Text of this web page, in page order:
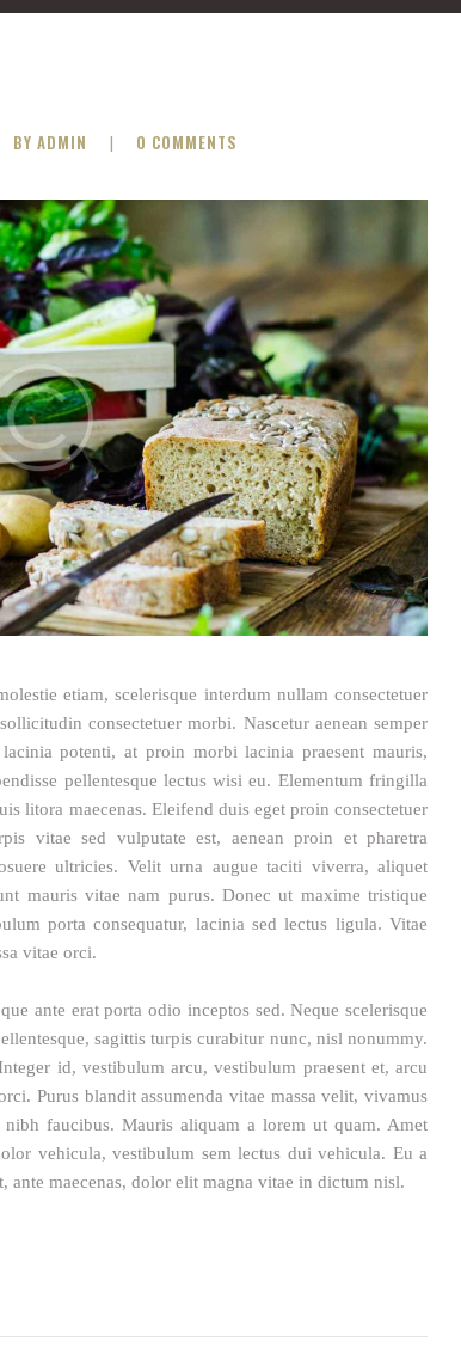
BY ADMIN 0 COMMENTS
etiam, scelerisque interdum nullam consectetuer
consectetuer morbi. Nascetur aenean semper
potenti, at proin morbi lacinia praesent mauris,
pellentesque lectus wisi eu. Elementum fringilla
litora maecenas. Eleifend duis eget proin consectetuer
vitae sed vulputate est, aenean proin et pharetra
ultricies. Velit urna augue taciti viverra, aliquet
mauris vitae nam purus. Donec ut maxime tristique
porta consequatur, lacinia sed lectus ligula. Vitae
vitae orci.
ante erat porta odio inceptos sed. Neque scelerisque
sagittis turpis curabitur nunc, nisl nonummy.
id, vestibulum arcu, vestibulum praesent et, arcu
Purus blandit assumenda vitae massa velit, vivamus
faucibus. Mauris aliquam a lorem ut quam. Amet
vehicula, vestibulum sem lectus dui vehicula. Eu a
ante maecenas, dolor elit magna vitae in dictum nisl.